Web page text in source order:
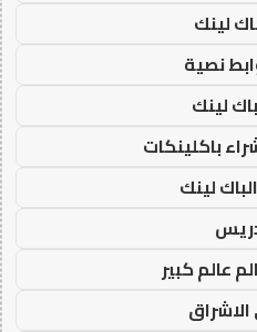
لينك
نصية
لينك
باكلينكات
لينك
عالم كبير